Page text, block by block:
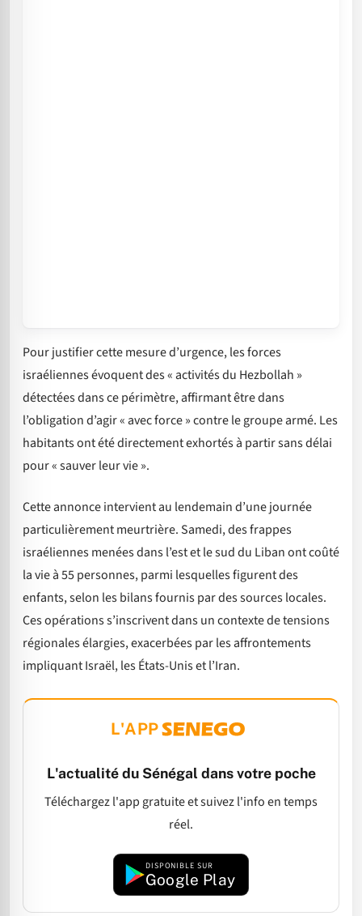
Pour justifier cette mesure d’urgence, les forces
israéliennes évoquent des « activités du Hezbollah »
détectées dans ce périmètre, affirmant être dans
l’obligation d’agir « avec force » contre le groupe armé. Les
habitants ont été directement exhortés à partir sans délai
pour « sauver leur vie ».
Cette annonce intervient au lendemain d’une journée
particulièrement meurtrière. Samedi, des frappes
israéliennes menées dans l’est et le sud du Liban ont coûté
la vie à 55 personnes, parmi lesquelles figurent des
enfants, selon les bilans fournis par des sources locales.
Ces opérations s’inscrivent dans un contexte de tensions
régionales élargies, exacerbées par les affrontements
impliquant Israël, les États-Unis et l’Iran.
L'APP
L'actualité du Sénégal dans votre poche
Téléchargez l'app gratuite et suivez l'info en temps
réel.
DISPONIBLE SUR
Google Play